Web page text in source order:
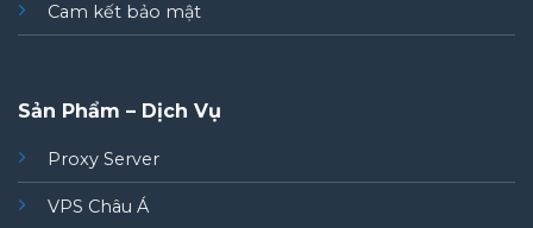
Cam kết bảo mật
Sản Phẩm – Dịch Vụ
Proxy Server
VPS Châu Á